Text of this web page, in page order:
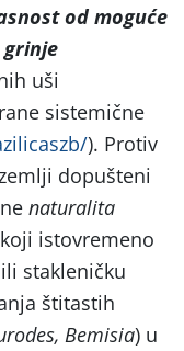
od moguće
uši
sistemične
). Protiv
dopušteni
naturalita
istovremeno
stakleničku
štitastih
Bemisia) u